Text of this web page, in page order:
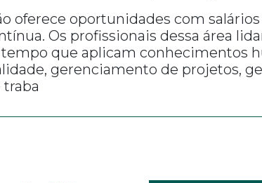
oferece oportunidades com
Os profissionais dessa área
que aplicam conhecimentos
gerenciamento de projetos,